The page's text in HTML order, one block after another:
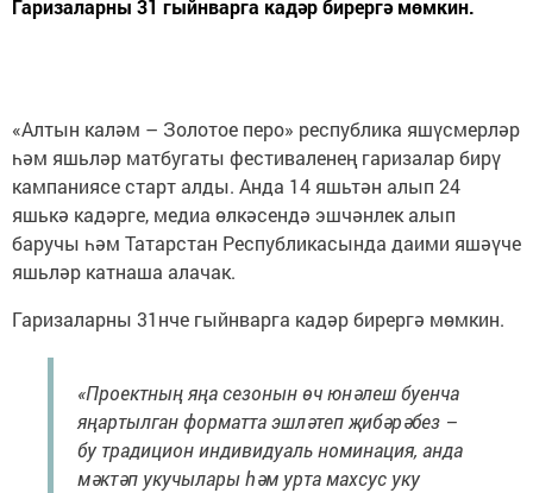
Гаризаларны 31 гыйнварга кадәр бирергә мөмкин.
«Алтын каләм – Золотое перо» республика яшүсмерләр
һәм яшьләр матбугаты фестиваленең гаризалар бирү
кампаниясе старт алды. Анда 14 яшьтән алып 24
яшькә кадәрге, медиа өлкәсендә эшчәнлек алып
баручы һәм Татарстан Республикасында даими яшәүче
яшьләр катнаша алачак.
Гаризаларны 31нче гыйнварга кадәр бирергә мөмкин.
«Проектның яңа сезонын өч юнәлеш буенча
яңартылган форматта эшләтеп җибәрәбез –
бу традицион индивидуаль номинация, анда
мәктәп укучылары һәм урта махсус уку